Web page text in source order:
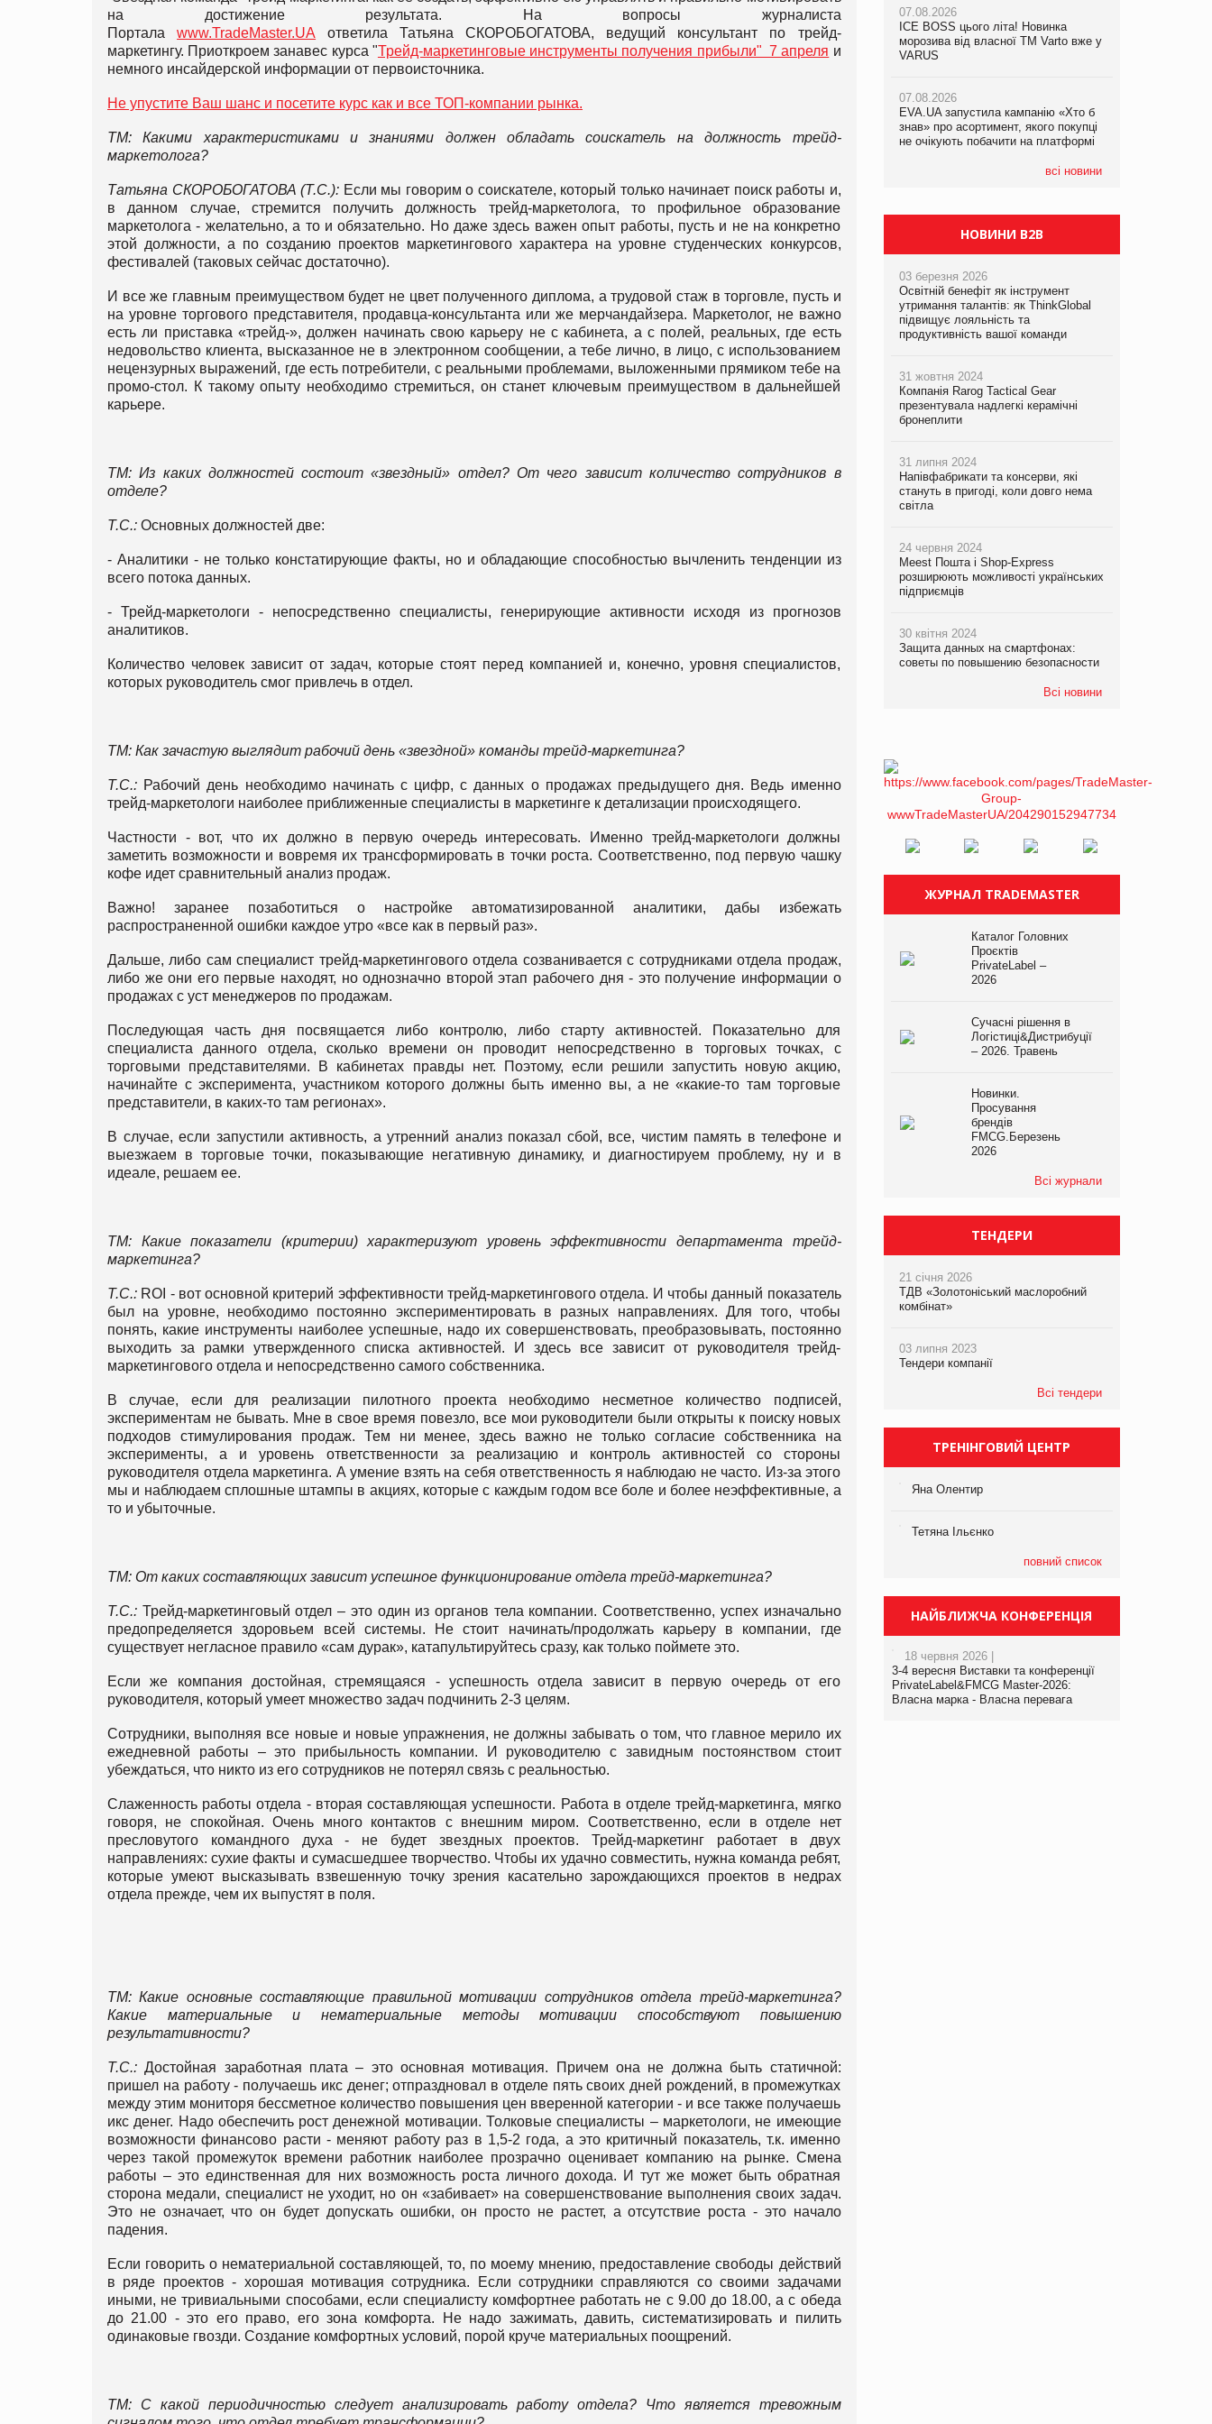
на достижение результата. На вопросы журналиста
Порталаwww.TradeMaster.UA ответила Татьяна СКОРОБОГАТОВА, ведущий консультант по трейд-
маркетингу. Приоткроем занавес курса "Трейд-маркетинговые инструменты получения прибыли" 7 апреля и
немного инсайдерской информации от первоисточника.
Не упустите Ваш шанс и посетите курс как и все ТОП-компании рынка.
ТМ: Какими характеристиками и знаниями должен обладать соискатель на должность трейд-
маркетолога?
Татьяна СКОРОБОГАТОВА (Т.С.): Если мы говорим о соискателе, который только начинает поиск работы и,
в данном случае, стремится получить должность трейд-маркетолога, то профильное образование
маркетолога - желательно, а то и обязательно. Но даже здесь важен опыт работы, пусть и не на конкретно
этой должности, а по созданию проектов маркетингового характера на уровне студенческих конкурсов,
фестивалей (таковых сейчас достаточно).
И все же главным преимуществом будет не цвет полученного диплома, а трудовой стаж в торговле, пусть и
на уровне торгового представителя, продавца-консультанта или же мерчандайзера. Маркетолог, не важно
есть ли приставка «трейд-», должен начинать свою карьеру не с кабинета, а с полей, реальных, где есть
недовольство клиента, высказанное не в электронном сообщении, а тебе лично, в лицо, с использованием
нецензурных выражений, где есть потребители, с реальными проблемами, выложенными прямиком тебе на
промо-стол. К такому опыту необходимо стремиться, он станет ключевым преимуществом в дальнейшей
карьере.
ТМ: Из каких должностей состоит «звездный» отдел? От чего зависит количество сотрудников в
отделе?
Т.С.: Основных должностей две:
- Аналитики - не только констатирующие факты, но и обладающие способностью вычленить тенденции из
всего потока данных.
- Трейд-маркетологи - непосредственно специалисты, генерирующие активности исходя из прогнозов
аналитиков.
Количество человек зависит от задач, которые стоят перед компанией и, конечно, уровня специалистов,
которых руководитель смог привлечь в отдел.
ТМ: Как зачастую выглядит рабочий день «звездной» команды трейд-маркетинга?
Т.С.: Рабочий день необходимо начинать с цифр, с данных о продажах предыдущего дня. Ведь именно
трейд-маркетологи наиболее приближенные специалисты в маркетинге к детализации происходящего.
Частности - вот, что их должно в первую очередь интересовать. Именно трейд-маркетологи должны
заметить возможности и вовремя их трансформировать в точки роста. Соответственно, под первую чашку
кофе идет сравнительный анализ продаж.
Важно! заранее позаботиться о настройке автоматизированной аналитики, дабы избежать
распространенной ошибки каждое утро «все как в первый раз».
Дальше, либо сам специалист трейд-маркетингового отдела созванивается с сотрудниками отдела продаж,
либо же они его первые находят, но однозначно второй этап рабочего дня - это получение информации о
продажах с уст менеджеров по продажам.
Последующая часть дня посвящается либо контролю, либо старту активностей. Показательно для
специалиста данного отдела, сколько времени он проводит непосредственно в торговых точках, с
торговыми представителями. В кабинетах правды нет. Поэтому, если решили запустить новую акцию,
начинайте с эксперимента, участником которого должны быть именно вы, а не «какие-то там торговые
представители, в каких-то там регионах».
В случае, если запустили активность, а утренний анализ показал сбой, все, чистим память в телефоне и
выезжаем в торговые точки, показывающие негативную динамику, и диагностируем проблему, ну и в
идеале, решаем ее.
ТМ: Какие показатели (критерии) характеризуют уровень эффективности департамента трейд-
маркетинга?
Т.С.: ROI - вот основной критерий эффективности трейд-маркетингового отдела. И чтобы данный показатель
был на уровне, необходимо постоянно экспериментировать в разных направлениях. Для того, чтобы
понять, какие инструменты наиболее успешные, надо их совершенствовать, преобразовывать, постоянно
выходить за рамки утвержденного списка активностей. И здесь все зависит от руководителя трейд-
маркетингового отдела и непосредственно самого собственника.
В случае, если для реализации пилотного проекта необходимо несметное количество подписей,
экспериментам не бывать. Мне в свое время повезло, все мои руководители были открыты к поиску новых
подходов стимулирования продаж. Тем ни менее, здесь важно не только согласие собственника на
эксперименты, а и уровень ответственности за реализацию и контроль активностей со стороны
руководителя отдела маркетинга. А умение взять на себя ответственность я наблюдаю не часто. Из-за этого
мы и наблюдаем сплошные штампы в акциях, которые с каждым годом все боле и более неэффективные, а
то и убыточные.
ТМ: От каких составляющих зависит успешное функционирование отдела трейд-маркетинга?
Т.С.: Трейд-маркетинговый отдел – это один из органов тела компании. Соответственно, успех изначально
предопределяется здоровьем всей системы. Не стоит начинать/продолжать карьеру в компании, где
существует негласное правило «сам дурак», катапультируйтесь сразу, как только поймете это.
Если же компания достойная, стремящаяся - успешность отдела зависит в первую очередь от его
руководителя, который умеет множество задач подчинить 2-3 целям.
Сотрудники, выполняя все новые и новые упражнения, не должны забывать о том, что главное мерило их
ежедневной работы – это прибыльность компании. И руководителю с завидным постоянством стоит
убеждаться, что никто из его сотрудников не потерял связь с реальностью.
Слаженность работы отдела - вторая составляющая успешности. Работа в отделе трейд-маркетинга, мягко
говоря, не спокойная. Очень много контактов с внешним миром. Соответственно, если в отделе нет
пресловутого командного духа - не будет звездных проектов. Трейд-маркетинг работает в двух
направлениях: сухие факты и сумасшедшее творчество. Чтобы их удачно совместить, нужна команда ребят,
которые умеют высказывать взвешенную точку зрения касательно зарождающихся проектов в недрах
отдела прежде, чем их выпустят в поля.
ТМ: Какие основные составляющие правильной мотивации сотрудников отдела трейд-маркетинга?
Какие материальные и нематериальные методы мотивации способствуют повышению
результативности?
Т.С.: Достойная заработная плата – это основная мотивация. Причем она не должна быть статичной:
пришел на работу - получаешь икс денег; отпраздновал в отделе пять своих дней рождений, в промежутках
между этим мониторя бессметное количество повышения цен вверенной категории - и все также получаешь
икс денег. Надо обеспечить рост денежной мотивации. Толковые специалисты – маркетологи, не имеющие
возможности финансово расти - меняют работу раз в 1,5-2 года, а это критичный показатель, т.к. именно
через такой промежуток времени работник наиболее прозрачно оценивает компанию на рынке. Смена
работы – это единственная для них возможность роста личного дохода. И тут же может быть обратная
сторона медали, специалист не уходит, но он «забивает» на совершенствование выполнения своих задач.
Это не означает, что он будет допускать ошибки, он просто не растет, а отсутствие роста - это начало
падения.
Если говорить о нематериальной составляющей, то, по моему мнению, предоставление свободы действий
в ряде проектов - хорошая мотивация сотрудника. Если сотрудники справляются со своими задачами
иными, не тривиальными способами, если специалисту комфортнее работать не с 9.00 до 18.00, а с обеда
до 21.00 - это его право, его зона комфорта. Не надо зажимать, давить, систематизировать и пилить
одинаковые гвозди. Создание комфортных условий, порой круче материальных поощрений.
ТМ: С какой периодичностью следует анализировать работу отдела? Что является тревожным
07.08.2026
ICE BOSS цього літа! Новинка
морозива від власної ТМ Varto вже у
VARUS
07.08.2026
EVA.UA запустила кампанію «Хто б
знав» про асортимент, якого покупці
не очікують побачити на платформі
всі новини
06.08.2026
Смачна новинка для хвостатих: у
VARUS з’явилися паучі Varto Paw
05.08.2026
Мережа супермаркетів VARUS купує
мережу магазинів формату
компанія налічуватиме 374 магазини
07.08.2026
Франція заборонила рекламні дзвінки
НОВИНИ B2B
03 березня 2026
Освітній бенефіт як інструмент
утримання талантів: як ThinkGlobal
підвищує лояльність та
продуктивність вашої команди
31 жовтня 2024
Компанія Rarog Tactical Gear
презентувала надлегкі керамічні
бронеплити
31 липня 2024
Напівфабрикати та консерви, які
стануть в пригоді, коли довго нема
світла
24 червня 2024
Meest Пошта і Shop-Express
розширюють можливості українських
підприємців
30 квітня 2024
Защита данных на смартфонах:
советы по повышению безопасности
Всі новини
ЖУРНАЛ TRADEMASTER
Каталог Головних
Проєктів
PrivateLabel –
2026
Сучасні рішення в
Логістиці&Дистрибуції
– 2026. Травень
Новинки.
Просування
брендів
FMCG.Березень
2026
Всі журнали
ТЕНДЕРИ
21 січня 2026
ТДВ «Золотоніський маслоробний
комбінат»
03 липня 2023
Тендери компанії
Всі тендери
ТРЕНІНГОВИЙ ЦЕНТР
Яна Олентир
Тетяна Ільєнко
повний список
НАЙБЛИЖЧА КОНФЕРЕНЦІЯ
18 червня 2026 |
3-4 вересня Виставки та конференції
PrivateLabel&FMCG Master-2026:
Власна марка - Власна перевага